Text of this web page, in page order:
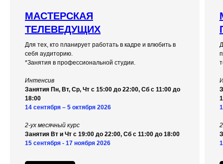
МАСТЕРСКАЯ
ТЕЛЕВЕДУЩИХ
Для тех, кто планирует работать в кадре и влюбить в
себя аудиторию.
*Занятия в профессиональной студии.
Интенсив
Занятия Пн, Вт, Ср, Чт с 15:00 до 22:00, Сб с 11:00 до
18:00
14 сентября – 5 октября 2026
2-ух месячный курс
Занятия Вт и Чт с 19:00 до 22:00, Сб с 11:00 до 18:00
15 сентября - 17 ноября 2026